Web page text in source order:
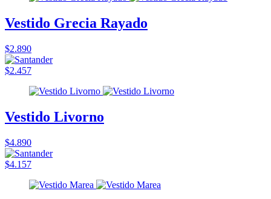
Vestido Grecia Rayado
$2.890
$2.457
Vestido Livorno
$4.890
$4.157